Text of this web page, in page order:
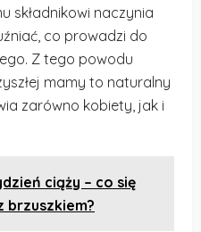
składnikowi naczynia
co prowadzi do
Z tego powodu
mamy to naturalny
zarówno kobiety, jak i
ciąży – co się
brzuszkiem?